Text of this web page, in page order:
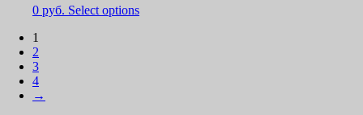
0 руб. Select options
1
2
3
4
→